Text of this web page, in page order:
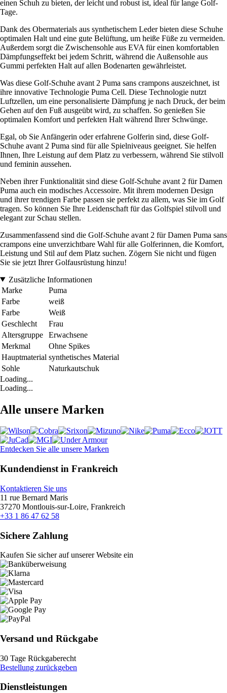
einen Schuh zu bieten, der leicht und robust ist, ideal für lange Golf-
Tage.
Dank des Obermaterials aus synthetischem Leder bieten diese Schuhe
optimalen Halt und eine gute Belüftung, um heiße Füße zu vermeiden.
Außerdem sorgt die Zwischensohle aus EVA für einen komfortablen
Dämpfungseffekt bei jedem Schritt, während die Außensohle aus
Gummi perfekten Halt auf allen Bodenarten gewährleistet.
Was diese Golf-Schuhe avant 2 Puma sans crampons auszeichnet, ist
ihre innovative Technologie Puma Cell. Diese Technologie nutzt
Luftzellen, um eine personalisierte Dämpfung je nach Druck, der beim
Gehen auf den Fuß ausgeübt wird, zu schaffen. So genießen Sie
optimalen Komfort und perfekten Halt während Ihrer Schwünge.
Egal, ob Sie Anfängerin oder erfahrene Golferin sind, diese Golf-
Schuhe avant 2 Puma sind für alle Spielniveaus geeignet. Sie helfen
Ihnen, Ihre Leistung auf dem Platz zu verbessern, während Sie stilvoll
und feminin aussehen.
Neben ihrer Funktionalität sind diese Golf-Schuhe avant 2 für Damen
Puma auch ein modisches Accessoire. Mit ihrem modernen Design
und ihrer trendigen Farbe passen sie perfekt zu allem, was Sie im Golf
tragen. So können Sie Ihre Leidenschaft für das Golfspiel stilvoll und
elegant zur Schau stellen.
Zusammenfassend sind die Golf-Schuhe avant 2 für Damen Puma sans
crampons eine unverzichtbare Wahl für alle Golferinnen, die Komfort,
Leistung und Stil auf dem Platz suchen. Zögern Sie nicht und fügen
Sie sie jetzt Ihrer Golfausrüstung hinzu!
Zusätzliche Informationen
Marke
Puma
Farbe
weiß
Farbe
Weiß
Geschlecht
Frau
Altersgruppe
Erwachsene
Merkmal
Ohne Spikes
Hauptmaterial synthetisches Material
Sohle
Naturkautschuk
Loading...
Loading...
Alle unsere Marken
Entdecken Sie alle unsere Marken
Kundendienst in Frankreich
Kontaktieren Sie uns
11 rue Bernard Maris
37270 Montlouis-sur-Loire, Frankreich
+33 1 86 47 62 58
Sichere Zahlung
Kaufen Sie sicher auf unserer Website ein
Versand und Rückgabe
30 Tage Rückgaberecht
Bestellung zurückgeben
Dienstleistungen